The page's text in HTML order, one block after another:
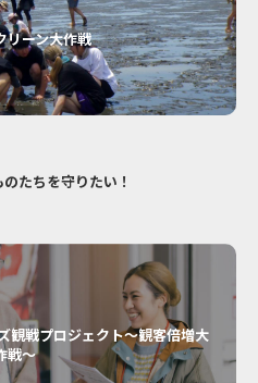
リーン大作戦
たちを守りたい！
観戦プロジェクト〜観客倍増大
戦〜